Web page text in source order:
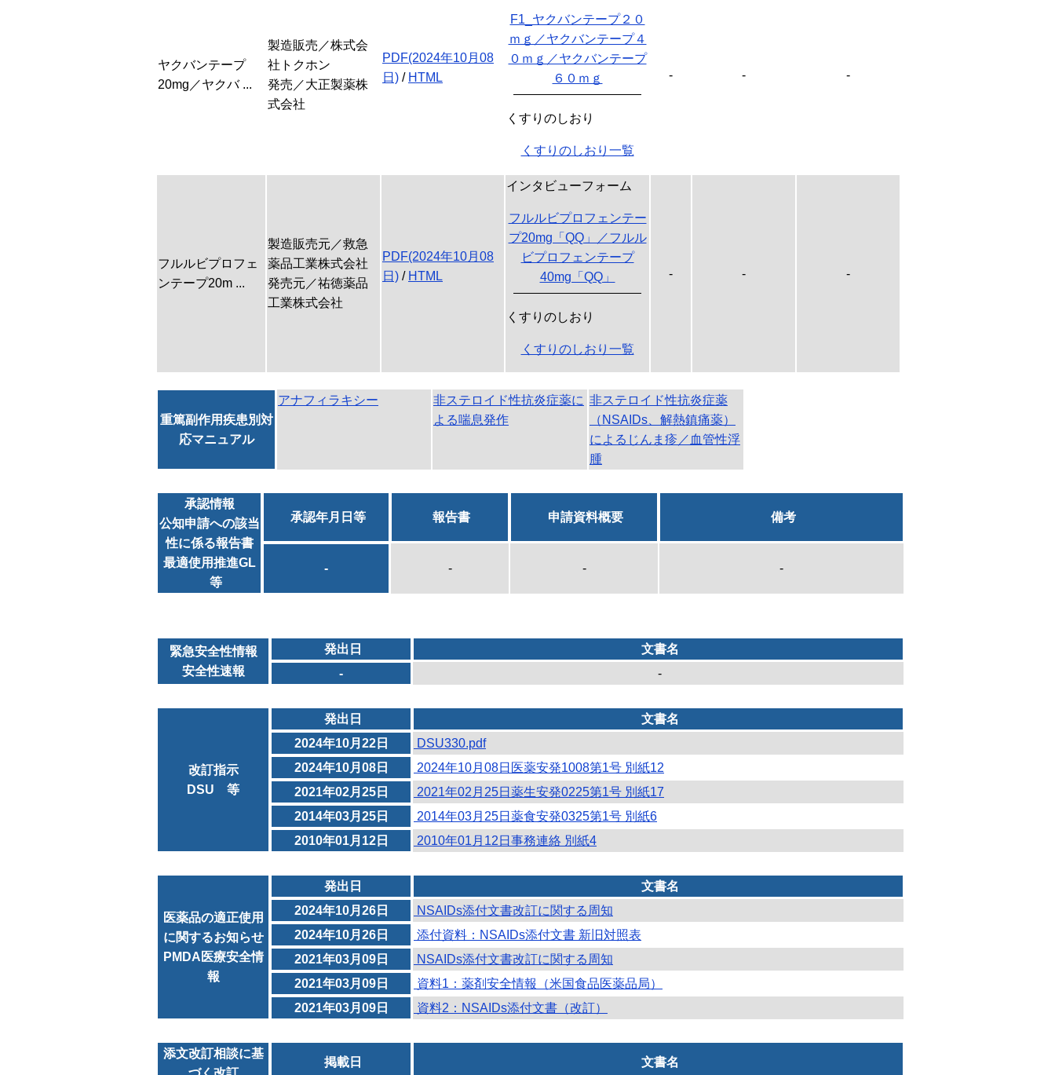
ヤクバンテープ
20mg／ヤクバ ...
製造販売／株式会
社トクホン
発売／大正製薬株
式会社
PDF(2024年10月08
日) / HTML
F1_ヤクバンテープ２０
ｍｇ／ヤクバンテープ４
０ｍｇ／ヤクバンテープ
６０ｍｇ
くすりのしおり
くすりのしおり一覧
- - -
フルルビプロフェ
ンテープ20m ...
製造販売元／救急
薬品工業株式会社
発売元／祐徳薬品
工業株式会社
PDF(2024年10月08
日) / HTML
インタビューフォーム
フルルビプロフェンテー
プ20mg「QQ」／フルル
ビプロフェンテープ
40mg「QQ」
くすりのしおり
くすりのしおり一覧
- - -
重篤副作用疾患別対
応マニュアル
アナフィラキシー
非ステロイド性抗炎症薬に
よる喘息発作
非ステロイド性抗炎症薬
（NSAIDs、解熱鎮痛薬）
によるじんま疹／血管性浮
腫
承認情報
公知申請への該当
性に係る報告書
最適使用推進GL
等
承認年月日等 報告書 申請資料概要 備考
- - - -
緊急安全性情報
安全性速報
発出日
文書名
-
-
改訂指示
DSU 等
発出日
文書名
2024年10月22日
DSU330.pdf
2024年10月08日
2024年10月08日医薬安発1008第1号 別紙12
2021年02月25日
2021年02月25日薬生安発0225第1号 別紙17
2014年03月25日
2014年03月25日薬食安発0325第1号 別紙6
2010年01月12日
2010年01月12日事務連絡 別紙4
医薬品の適正使用
に関するお知らせ
PMDA医療安全情
報
発出日
文書名
2024年10月26日
NSAIDs添付文書改訂に関する周知
2024年10月26日
添付資料：NSAIDs添付文書 新旧対照表
2021年03月09日
NSAIDs添付文書改訂に関する周知
2021年03月09日
資料1：薬剤安全情報（米国食品医薬品局）
2021年03月09日
資料2：NSAIDs添付文書（改訂）
添文改訂相談に基
掲載日 文書名